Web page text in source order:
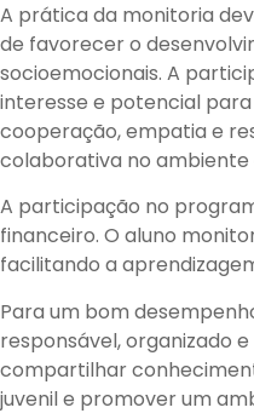
A prática da monitoria
de favorecer o
socioemocionais. A
interesse e potencial
cooperação, empatia e
colaborativa no ambiente
A participação no
financeiro. O aluno
facilitando a
Para um bom
responsável, organizado
compartilhar
juvenil e promover um